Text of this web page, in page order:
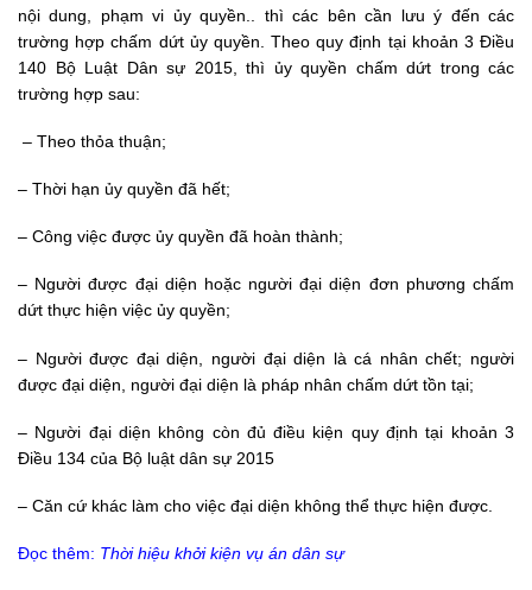
nội dung, phạm vi ủy quyền.. thì các bên cần lưu ý đến các
trường hợp chấm dứt ủy quyền. Theo quy định tại khoản 3 Điều
140 Bộ Luật Dân sự 2015, thì ủy quyền chấm dứt trong các
trường hợp sau:
– Theo thỏa thuận;
– Thời hạn ủy quyền đã hết;
– Công việc được ủy quyền đã hoàn thành;
– Người được đại diện hoặc người đại diện đơn phương chấm
dứt thực hiện việc ủy quyền;
– Người được đại diện, người đại diện là cá nhân chết; người
được đại diện, người đại diện là pháp nhân chấm dứt tồn tại;
– Người đại diện không còn đủ điều kiện quy định tại khoản 3
Điều 134 của Bộ luật dân sự 2015
– Căn cứ khác làm cho việc đại diện không thể thực hiện được.
Đọc thêm: Thời hiệu khởi kiện vụ án dân sự